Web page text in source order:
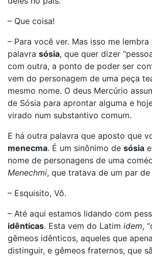
– Que coisa!
– Para você ver. Mas isso me
palavra sósia, que quer dizer
com outra, a ponto de poder ser
vem do personagem de uma peça
mesmo nome. O deus Mercúrio
de Sósia para aprontar alguma e
virado num substantivo comum.
E há outra palavra que aposto que
menecma. É um sinônimo de sósia
nome de personagens de uma
Menechmi, que tratava de um par de
– Esquisito, Vô.
– Até aqui estamos lidando com
idênticas. Esta vem do Latim idem,
gêmeos idênticos, aqueles que
distinguir, e gêmeos fraternos, que